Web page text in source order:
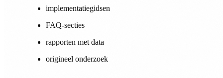
implementatiegidsen
FAQ-secties
rapporten met data
origineel onderzoek